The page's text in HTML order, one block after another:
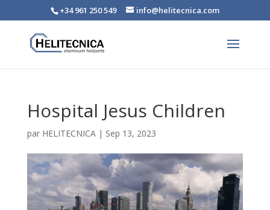
+34 961 250 549 info@helitecnica.com
Hospital Jesus Children
par HELITECNICA| Sep 13, 2023